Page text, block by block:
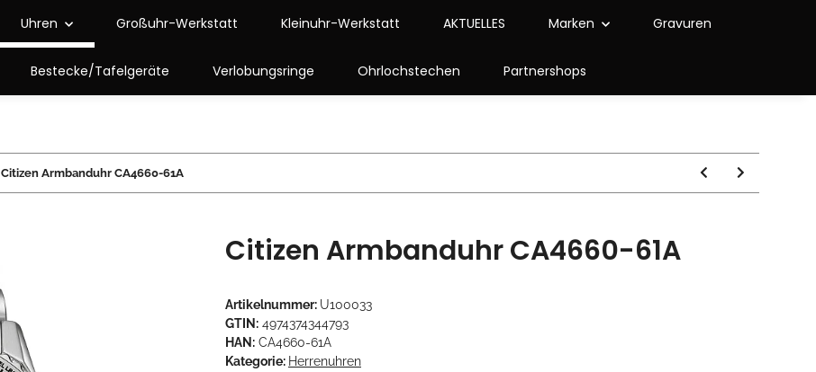
Uhren Großuhr-Werkstatt Kleinuhr-Werkstatt AKTUELLES Marken Gravuren
Bestecke/Tafelgeräte Verlobungsringe Ohrlochstechen Partnershops
Citizen Armbanduhr CA4660-61A
Citizen Armbanduhr CA4660-61A
Artikelnummer: U100033
GTIN: 4974374344793
HAN: CA4660-61A
Kategorie: Herrenuhren